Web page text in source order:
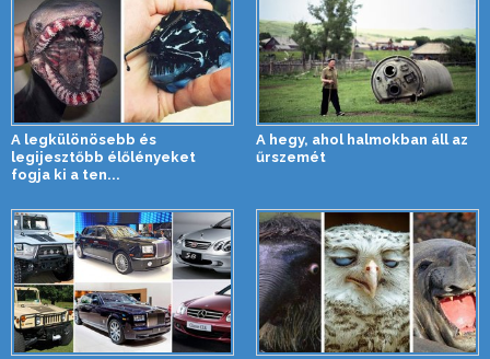
A legkülönösebb és
legijesztőbb élőlényeket
fogja ki a ten...
A hegy, ahol halmokban áll az
űrszemét